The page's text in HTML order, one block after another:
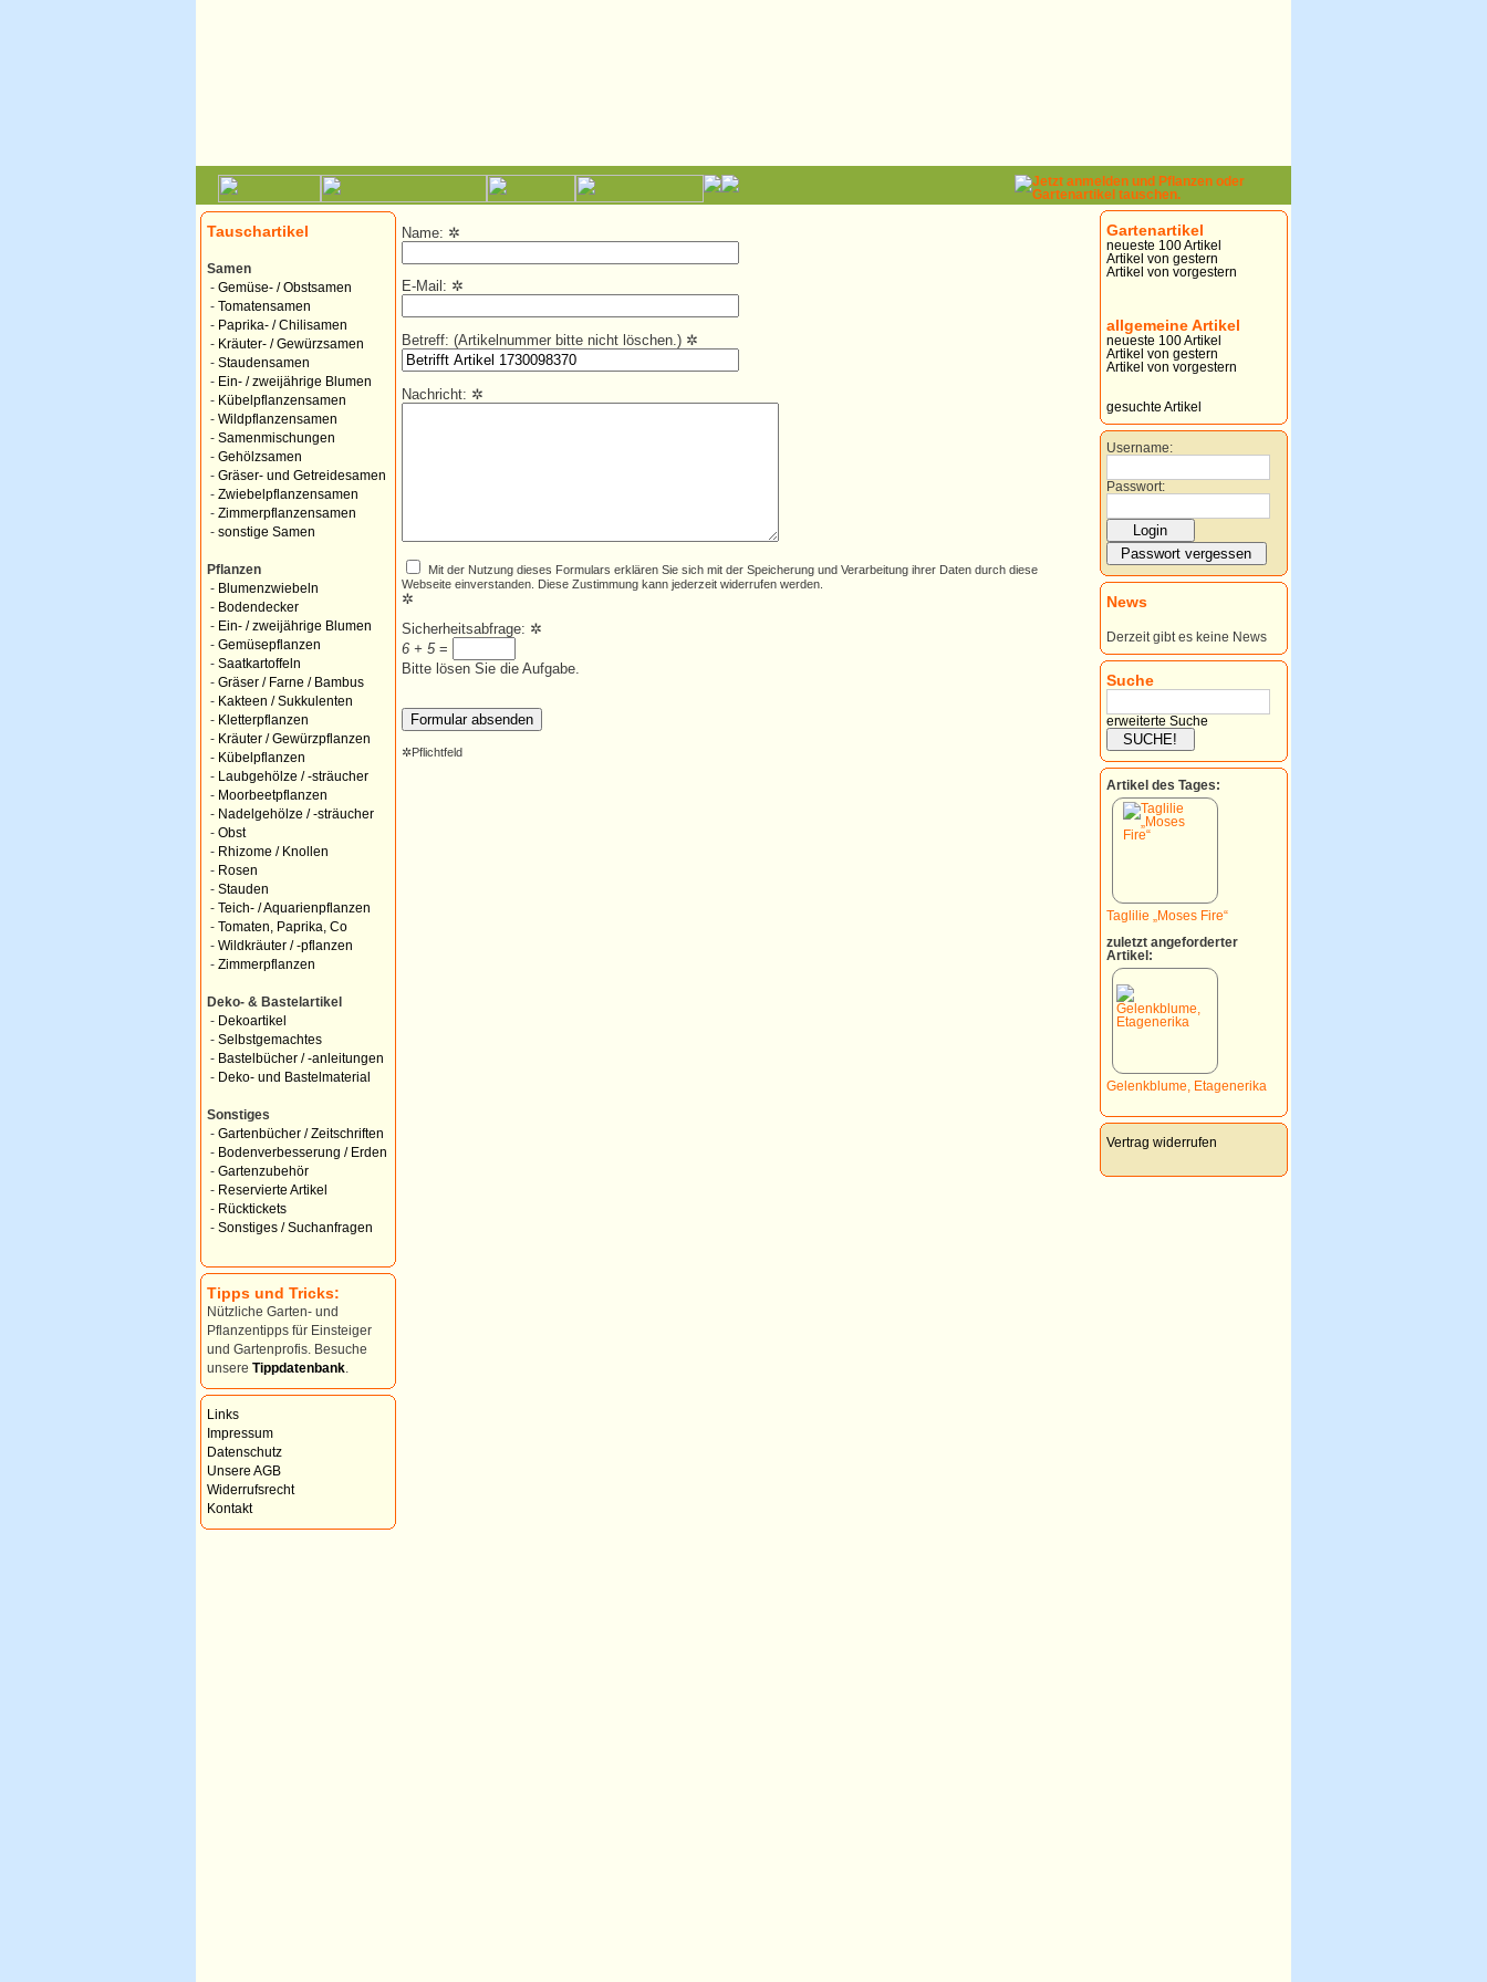
Tauschartikel
Samen
- Gemüse- / Obstsamen
- Tomatensamen
- Paprika- / Chilisamen
- Kräuter- / Gewürzsamen
- Staudensamen
- Ein- / zweijährige Blumen
- Kübelpflanzensamen
- Wildpflanzensamen
- Samenmischungen
- Gehölzsamen
- Gräser- und Getreidesamen
- Zwiebelpflanzensamen
- Zimmerpflanzensamen
- sonstige Samen
Pflanzen
- Blumenzwiebeln
- Bodendecker
- Ein- / zweijährige Blumen
- Gemüsepflanzen
- Saatkartoffeln
- Gräser / Farne / Bambus
- Kakteen / Sukkulenten
- Kletterpflanzen
- Kräuter / Gewürzpflanzen
- Kübelpflanzen
-
Laubgehölze / -sträucher
- Moorbeetpflanzen
- Nadelgehölze / -sträucher
- Obst
- Rhizome / Knollen
- Rosen
- Stauden
- Teich- / Aquarienpflanzen
- Tomaten, Paprika, Co
- Wildkräuter / -pflanzen
- Zimmerpflanzen
Deko- & Bastelartikel
- Dekoartikel
- Selbstgemachtes
- Bastelbücher / -anleitungen
- Deko- und Bastelmaterial
Sonstiges
- Gartenbücher / Zeitschriften
- Bodenverbesserung / Erden
- Gartenzubehör
- Reservierte Artikel
- Rücktickets
- Sonstiges / Suchanfragen
Tipps und Tricks:
Nützliche Garten- und
Pflanzentipps für Einsteiger
und Gartenprofis. Besuche
unsere Tippdatenbank
Links
Impressum
Datenschutz
Unsere AGB
Widerrufsrecht
Kontakt
Name: ✲
E-Mail: ✲
Betreff: (Artikelnummer bitte nicht löschen.) ✲
Nachricht: ✲
Mit der Nutzung dieses Formulars erklären Sie sich mit der Speicherung und Verarbeitung ihrer Daten durch diese
Webseite einverstanden. Diese Zustimmung kann jederzeit widerrufen werden.
✲
Sicherheitsabfrage: ✲
6 + 5=
Bitte lösen Sie die Aufgabe.
✲Pflichtfeld
Gartenartikel
neueste 100 Artikel
Artikel von gestern
Artikel von vorgestern
allgemeine Artikel
neueste 100 Artikel
Artikel von gestern
Artikel von vorgestern
gesuchte Artikel
Username:
Passwort:
News
Derzeit gibt es keine News
Suche
erweiterte Suche
Artikel des Tages:
Taglilie „Moses Fire“
zuletzt angeforderter
Artikel:
Gelenkblume, Etagenerika
Vertrag widerrufen